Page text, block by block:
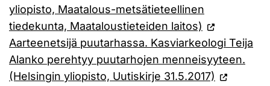
yliopisto, Maatalous-metsätieteellinen
tiedekunta, Maataloustieteiden laitos)
Aar­tee­net­si­jä puu­tar­has­sa. Kasviarkeologi Teija
Alanko perehtyy puutarhojen menneisyyteen.
(Helsingin yliopisto, Uutiskirje 31.5.2017)